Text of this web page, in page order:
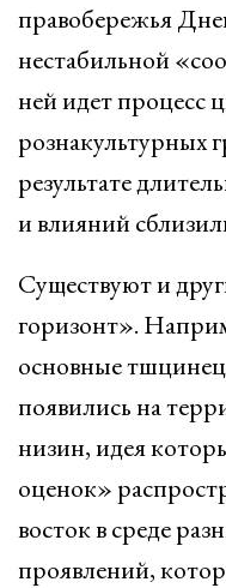
правобережья
нестабильной
ней идет процесс
рознакультурных
результате
и влияний
Существуют и
горизонт».
основные
появились на
низин, идея
оценок»
восток в среде
проявлений,